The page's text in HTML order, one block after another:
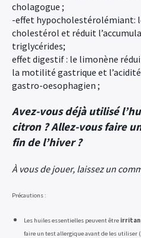
cholagogue ;
-effet hypocholestérolémiant:
cholestérol et réduit
triglycérides;
effet digestif : le limonène
la motilité gastrique et
gastro-oesophagien ;
Avez-vous déjà utilisé
citron ? Allez-vous faire
fin de l’hiver ?
À vous de jouer, laissez un
Précautions :
Les huiles essentielles peuvent être
faire un test allergique avant de les utiliser